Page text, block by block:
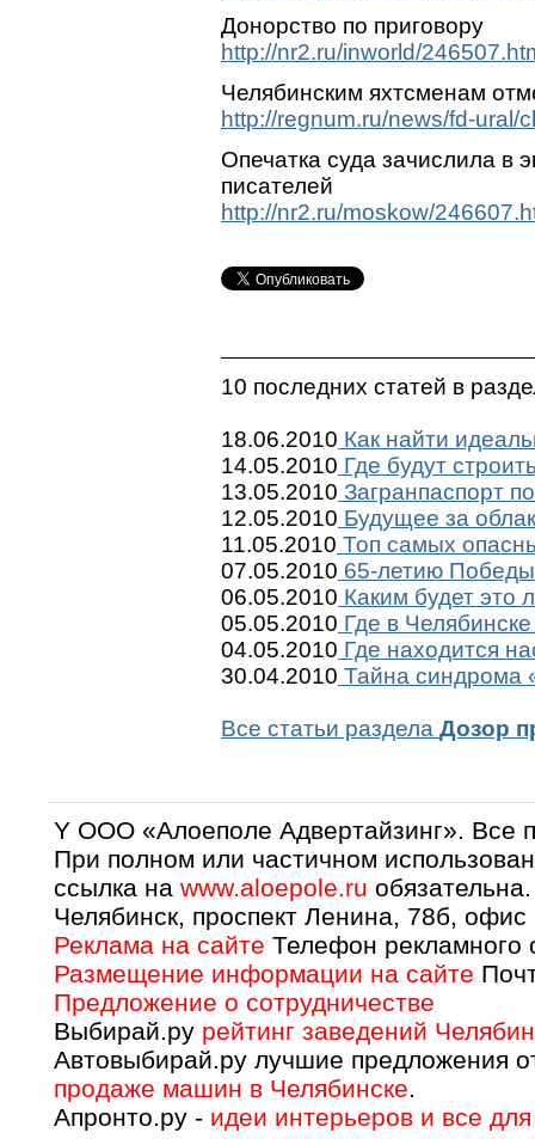
Донорство по приговору
http://nr2.ru/inworld/
Челябинским яхтсменам
http://regnum.ru/news/fd-ural/
Опечатка суда зачислила в
писателей
http://nr2.ru/moskow/
10 последних статей в
18.06.2010 Как найти
14.05.2010 Где будут
13.05.2010 Загранпаспорт
12.05.2010 Будущее за
11.05.2010 Топ самых
07.05.2010 65-летию
06.05.2010 Каким будет это
05.05.2010 Где в
04.05.2010 Где находится
30.04.2010 Тайна синдрома
Все статьи раздела Дозор
Y OOO «Алоеполе Адвертайзинг».
При полном или частичном
ссылка на www.aloepole.ru обязательна.
Челябинск, проспект Ленина, 78б, офис
Реклама на сайте Телефон рекламного
Размещение информации на сайте
Предложение о сотрудничестве
Выбирай.ру рейтинг заведений
Автовыбирай.ру лучшие предложения
продаже машин в Челябинске.
Апронто.ру - идеи интерьеров и все